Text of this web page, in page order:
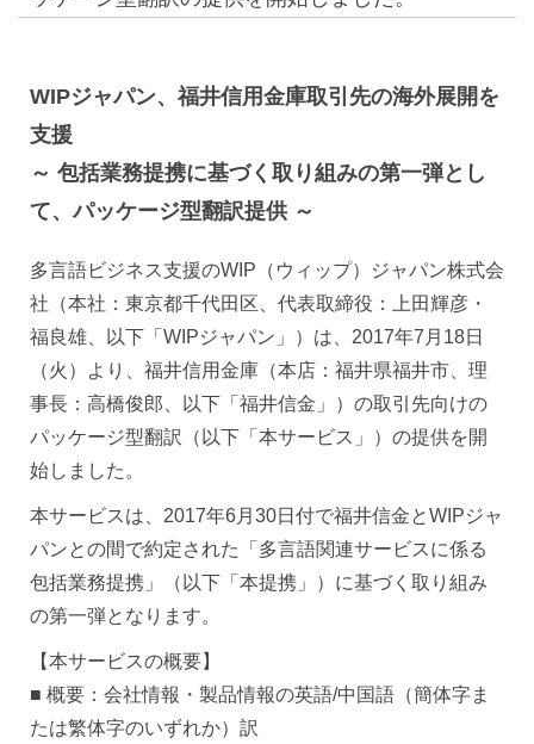
WIPジャパン、福井信用金庫取引先の海外展開を
支援
～ 包括業務提携に基づく取り組みの第一弾とし
て、パッケージ型翻訳提供 ～
多言語ビジネス支援のWIP（ウィップ）ジャパン株式会
社（本社：東京都千代田区、代表取締役：上田輝彦・
福良雄、以下「WIPジャパン」）は、2017年7月18日
（火）より、福井信用金庫（本店：福井県福井市、理
事長：高橋俊郎、以下「福井信金」）の取引先向けの
パッケージ型翻訳（以下「本サービス」）の提供を開
始しました。
本サービスは、2017年6月30日付で福井信金とWIPジャ
パンとの間で約定された「多言語関連サービスに係る
包括業務提携」（以下「本提携」）に基づく取り組み
の第一弾となります。
【本サービスの概要】
■ 概要：会社情報・製品情報の英語/中国語（簡体字ま
たは繁体字のいずれか）訳